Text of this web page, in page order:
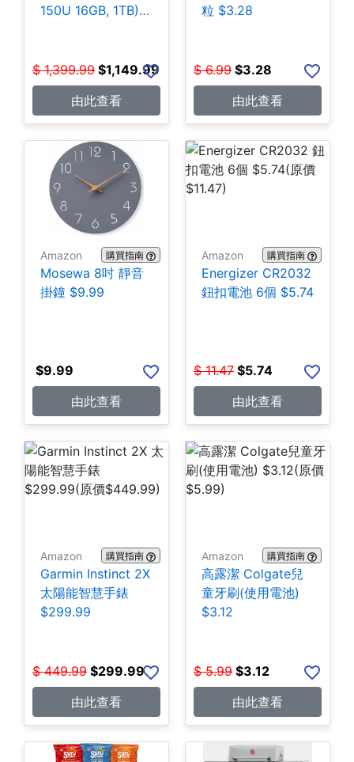
150U 16GB, 1TB)
$ 1,399.99 $1,149.99
由此查看
粒 $3.28
$ 6.99 $3.28
由此查看
Amazon 購買指南
Mosewa 8吋 靜音
掛鐘 $9.99
$9.99
由此查看
Amazon 購買指南
Energizer CR2032
鈕扣電池 6個 $5.74
$ 11.47 $5.74
由此查看
Amazon 購買指南
Garmin Instinct 2X
太陽能智慧手錶
$299.99
$ 449.99 $299.99
由此查看
Amazon 購買指南
高露潔 Colgate兒
童牙刷(使用電池)
$3.12
$ 5.99 $3.12
由此查看